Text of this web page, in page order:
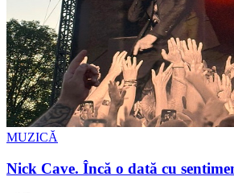
MUZICĂ
Nick Cave. Încă o dată cu